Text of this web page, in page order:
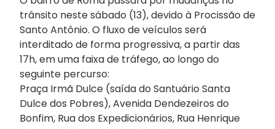
trânsito neste sábado (13), devido à Procissão de
Santo Antônio. O fluxo de veículos será
interditado de forma progressiva, a partir das
17h, em uma faixa de tráfego, ao longo do
seguinte percurso:
Praça Irmã Dulce (saída do Santuário Santa
Dulce dos Pobres), Avenida Dendezeiros do
Bonfim, Rua dos Expedicionários, Rua Henrique